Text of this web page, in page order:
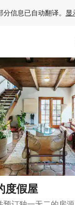
分信息已自动翻译。 显
度假屋